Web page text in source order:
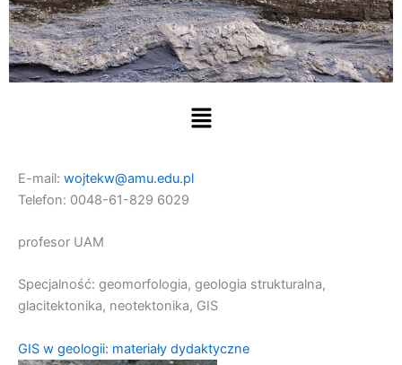
Menu
E-mail: wojtekw@amu.edu.pl
Telefon: 0048-61-829 6029
profesor UAM
Specjalność: geomorfologia, geologia strukturalna,
glacitektonika, neotektonika, GIS
GIS w geologii: materiały dydaktyczne